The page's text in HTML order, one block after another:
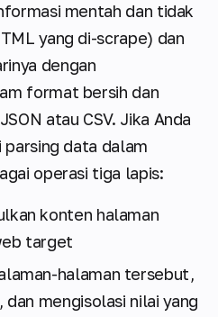
mentah dan tidak
yang di-scrape) dan
dengan
format bersih dan
atau CSV. Jika Anda
data dalam
operasi tiga lapis:
konten halaman
target
halaman tersebut,
mengisolasi nilai yang